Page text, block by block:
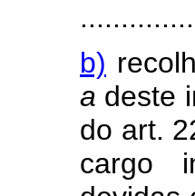
b)
a deste
do art.
cargo